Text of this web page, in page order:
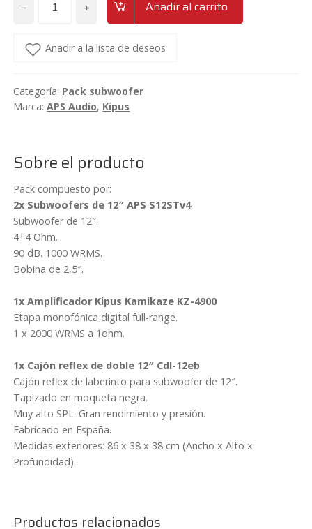
−
subwoofer
APS
amplificador
Kipus
KZ-
4900
(2000wrms)
cantidad
+ Añadir al carrito
Añadir a la lista de deseos
Categoría: Pack subwoofer
Marca:APS Audio, Kipus
Sobre el producto
Pack compuesto por:
2x Subwoofers de 12″ APS S12STv4
Subwoofer de 12″.
4+4 Ohm.
90 dB. 1000 WRMS.
Bobina de 2,5″.
1x Amplificador Kipus Kamikaze KZ-4900
Etapa monofónica digital full-range.
1 x 2000 WRMS a 1ohm.
1x Cajón reflex de doble 12″ Cdl-12eb
Cajón reflex de laberinto para subwoofer de 12″.
Tapizado en moqueta negra.
Muy alto SPL. Gran rendimiento y presión.
Fabricado en España.
Medidas exteriores: 86 x 38 x 38 cm (Ancho x Alto x
Profundidad).
Productos relacionados